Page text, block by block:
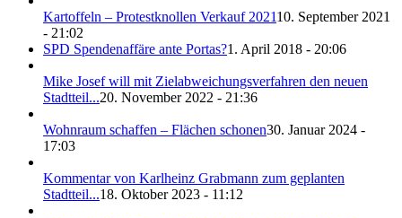
Kartoffeln – Protestknollen Verkauf 202110. September 2021
- 21:02
SPD Spendenaffäre ante Portas?1. April 2018 - 20:06
Mike Josef will mit Zielabweichungsverfahren den neuen
Stadtteil...20. November 2022 - 21:36
Wohnraum schaffen – Flächen schonen30. Januar 2024 -
17:03
Kommentar von Karlheinz Grabmann zum geplanten
Stadtteil...18. Oktober 2023 - 11:12